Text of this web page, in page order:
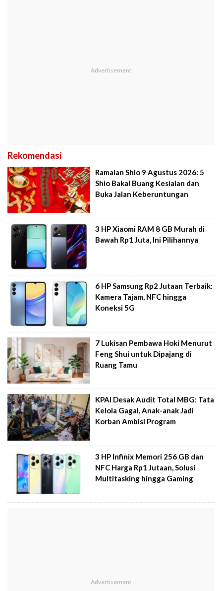
Rekomendasi
Ramalan Shio 9 Agustus 2026: 5
Shio Bakal Buang Kesialan dan
Buka Jalan Keberuntungan
3 HP Xiaomi RAM 8 GB Murah di
Bawah Rp1 Juta, Ini Pilihannya
6 HP Samsung Rp2 Jutaan Terbaik:
Kamera Tajam, NFC hingga
Koneksi 5G
7 Lukisan Pembawa Hoki Menurut
Feng Shui untuk Dipajang di
Ruang Tamu
KPAI Desak Audit Total MBG: Tata
Kelola Gagal, Anak-anak Jadi
Korban Ambisi Program
3 HP Infinix Memori 256 GB dan
NFC Harga Rp1 Jutaan, Solusi
Multitasking hingga Gaming